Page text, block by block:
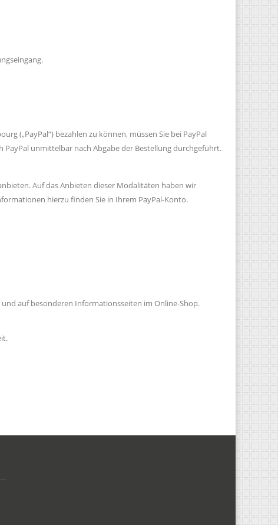
(„PayPal“) bezahlen zu können, müssen Sie bei PayPal
unmittelbar nach Abgabe der Bestellung durchgeführt.
Auf das Anbieten dieser Modalitäten haben wir
hierzu finden Sie in Ihrem PayPal-Konto.
auf besonderen Informationsseiten im Online-Shop.